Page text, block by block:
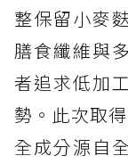
整保留小麥
膳食纖維與
者追求低加
勢。此次取
全成分源自